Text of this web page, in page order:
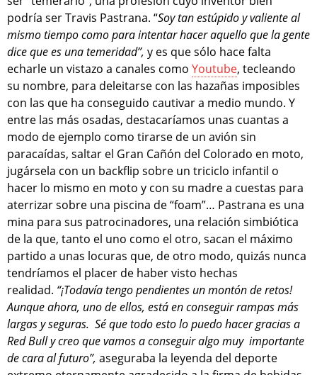
podría ser Travis Pastrana. “Soy tan estúpido y valiente al
mismo tiempo como para intentar hacer aquello que la gente
dice que es una temeridad”, y es que sólo hace falta
echarle un vistazo a canales como Youtube, tecleando
su nombre, para deleitarse con las hazañas imposibles
con las que ha conseguido cautivar a medio mundo. Y
entre las más osadas, destacaríamos unas cuantas a
modo de ejemplo como tirarse de un avión sin
paracaídas, saltar el Gran Cañón del Colorado en moto,
jugársela con un backflip sobre un triciclo infantil o
hacer lo mismo en moto y con su madre a cuestas para
aterrizar sobre una piscina de “foam”… Pastrana es una
mina para sus patrocinadores, una relación simbiótica
de la que, tanto el uno como el otro, sacan el máximo
partido a unas locuras que, de otro modo, quizás nunca
tendríamos el placer de haber visto hechas
realidad. “¡Todavía tengo pendientes un montón de retos!
Aunque ahora, uno de ellos, está en conseguir rampas más
largas y seguras. Sé que todo esto lo puedo hacer gracias a
Red Bull y creo que vamos a conseguir algo muy importante
de cara al futuro”, aseguraba la leyenda del deporte